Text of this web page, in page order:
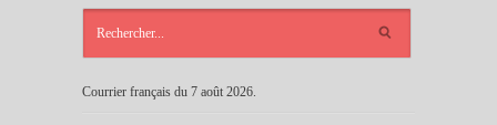
Courrier français du 7 août 2026.